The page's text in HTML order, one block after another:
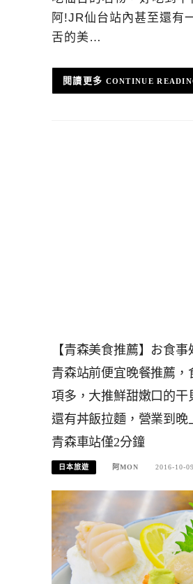
阿!JR仙台站內甚至還有
舌的美…
CONTINUE
【青森美食推薦】お食
青森站前便宜晚餐推薦，
項多，大推鮮甜嫩口的干
還有丼飯拉麵，營業到晚
青森車站僅2分鐘
日本旅遊 阿MON 2016-10-09